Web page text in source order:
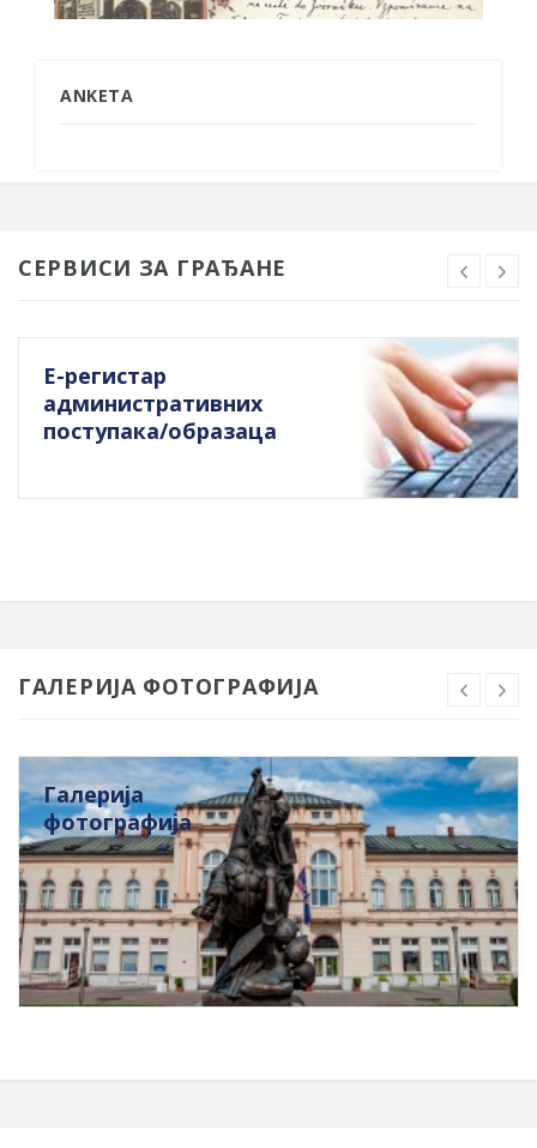
ANKETA
СЕРВИСИ ЗА ГРАЂАНЕ
Е-регистар
административних
поступака/образаца
ГАЛЕРИЈА ФОТОГРАФИЈА
Галерија
фотографија